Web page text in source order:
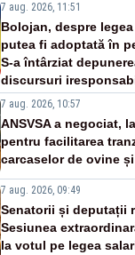
7 aug. 2026, 11:51
Bolojan, despre
putea fi adoptată în
S-a întârziat
discursuri
7 aug. 2026, 10:57
ANSVSA a negociat,
pentru facilitarea
carcaselor de ovine
7 aug. 2026, 09:49
Senatorii și deputații
Sesiunea
la votul pe legea